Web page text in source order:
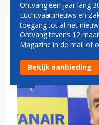
RYANAIR
MEEBIEDEN
Ontvang een jaar lang
Luchtvaartnieuws en
toegang tot al het
Ontvang tevens 12
Magazine in de mail of
Bekijk aanbieding